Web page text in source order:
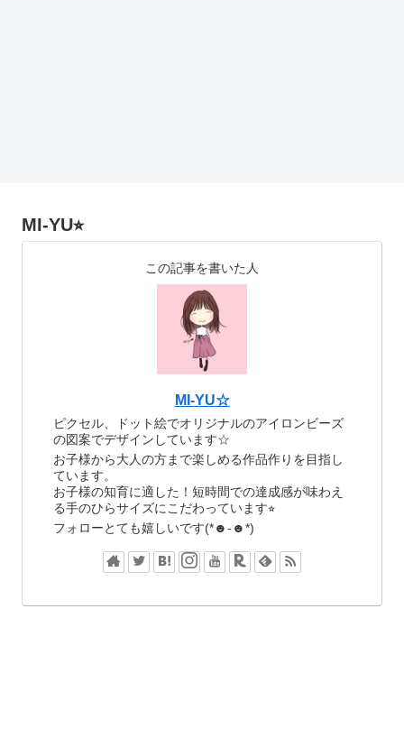
MI-YU⭐︎
この記事を書いた人
MI-YU☆
ピクセル、ドット絵でオリジナルのアイロンビーズ
の図案でデザインしています☆
お子様から大人の方まで楽しめる作品作りを目指し
ています。
お子様の知育に適した！短時間での達成感が味わえ
る手のひらサイズにこだわっています⭐︎
フォローとても嬉しいです(*☻-☻*)